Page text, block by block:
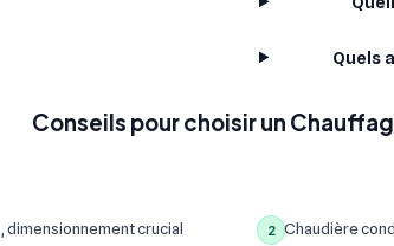
Quels
Conseils pour choisir un
dimensionnement crucial 2 Chaudière